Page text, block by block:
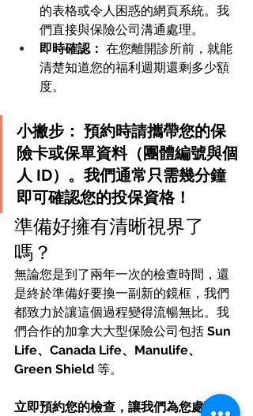
的表格或令人困惑的網頁系統。我
們直接與保險公司溝通處理。
即時確認： 在您離開診所前，就能
清楚知道您的福利週期還剩多少額
度。
小撇步： 預約時請攜帶您的保
險卡或保單資料（團體編號與個
人 ID）。我們通常只需幾分鐘
即可確認您的投保資格！
準備好擁有清晰視界了
嗎？
無論您是到了兩年一次的檢查時間，還
是終於準備好要換一副新的鏡框，我們
都致力於讓這個過程變得流暢無比。我
們合作的加拿大大型保險公司包括 Sun
Life、Canada Life、Manulife、
Green Shield 等。
立即預約您的檢查，讓我們為您處理所